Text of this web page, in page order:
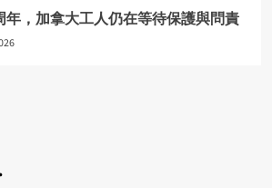
年，加拿大工人仍在等待保護與問責